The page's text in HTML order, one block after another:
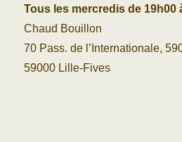
Tous les mercredis de 19h00
Chaud Bouillon
70 Pass. de l’Internationale,
59000 Lille-Fives